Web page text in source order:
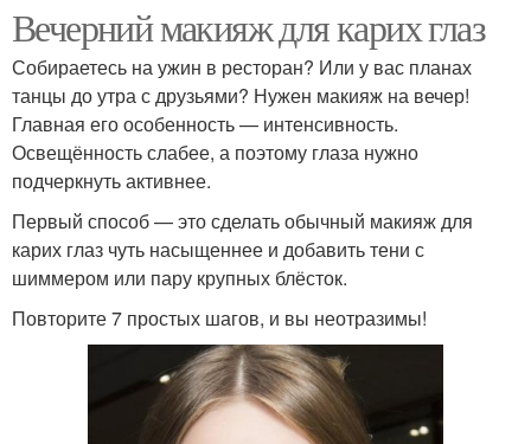
Вечерний макияж для карих глаз
Собираетесь на ужин в ресторан? Или у вас планах
танцы до утра с друзьями? Нужен макияж на вечер!
Главная его особенность — интенсивность.
Освещённость слабее, а поэтому глаза нужно
подчеркнуть активнее.
Первый способ — это сделать обычный макияж для
карих глаз чуть насыщеннее и добавить тени с
шиммером или пару крупных блёсток.
Повторите 7 простых шагов, и вы неотразимы!